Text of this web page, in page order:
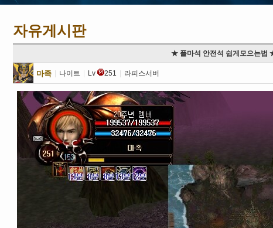
자유게시판
★ 플마석 안전석 쉽게모으는법
마족 나이트 Lv 251 라피스서버